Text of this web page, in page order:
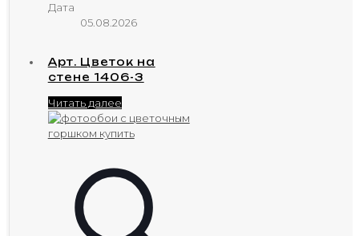
Дата
05.08.2026
Арт. Цветок на
стене 1406-3
Читать далее